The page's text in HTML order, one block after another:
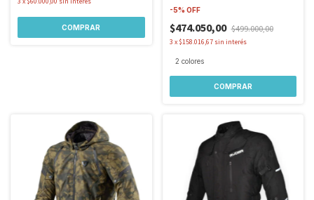
COMPRAR
-5% OFF
$474.050,00 $499.000,00
3 x $158.016,67 sin interés
2 colores
COMPRAR